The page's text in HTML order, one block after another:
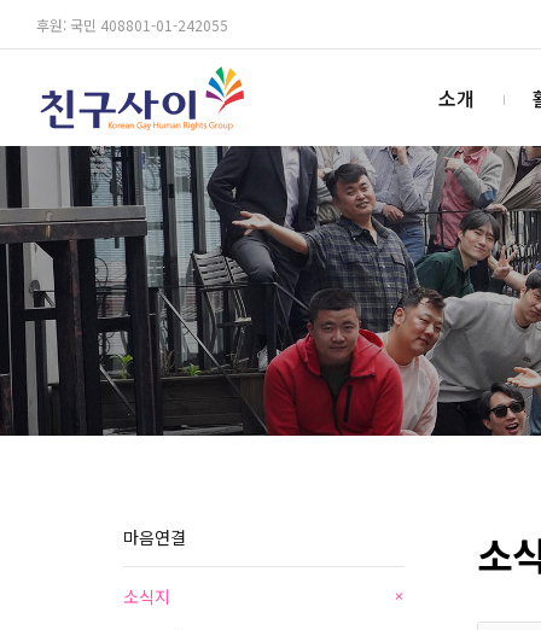
후원: 국민 408801-01-242055
소개
마음연결
소식지 +
소